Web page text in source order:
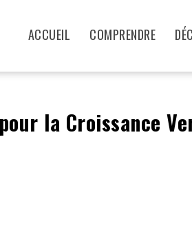
ACCUEIL COMPRENDRE
la Croissance